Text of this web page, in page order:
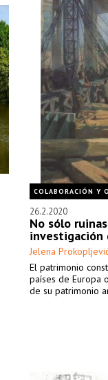
COLABORACIÓN Y
26.2.2020
No sólo
investigación
Jelena
El patrimonio
países de Europa
de su patrimonio